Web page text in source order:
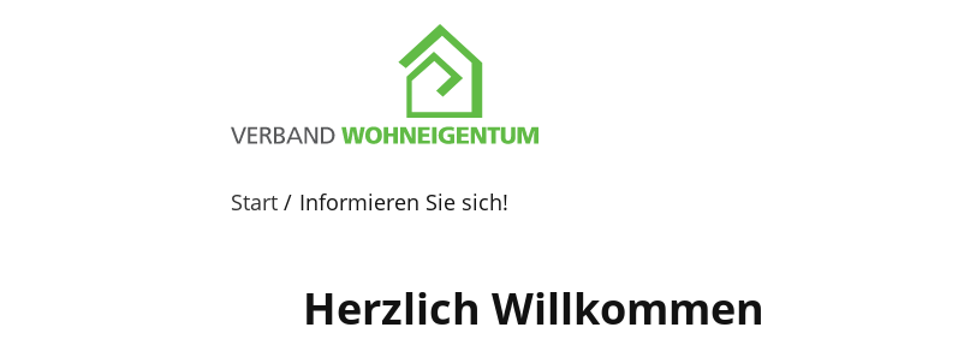
Start Informieren Sie sich!
Herzlich Willkommen